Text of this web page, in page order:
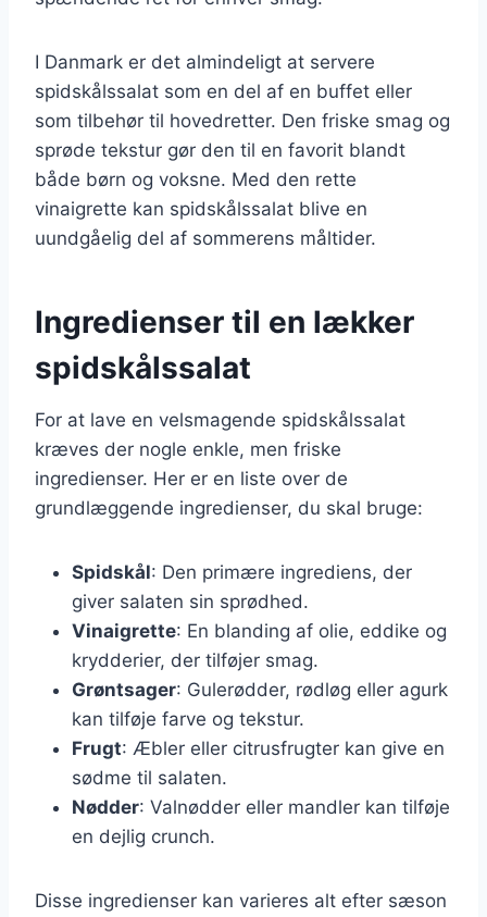
I Danmark er det almindeligt at servere
spidskålssalat som en del af en buffet eller
som tilbehør til hovedretter. Den friske smag og
sprøde tekstur gør den til en favorit blandt
både børn og voksne. Med den rette
vinaigrette kan spidskålssalat blive en
uundgåelig del af sommerens måltider.
Ingredienser til en lækker
spidskålssalat
For at lave en velsmagende spidskålssalat
kræves der nogle enkle, men friske
ingredienser. Her er en liste over de
grundlæggende ingredienser, du skal bruge:
Spidskål: Den primære ingrediens, der
giver salaten sin sprødhed.
Vinaigrette: En blanding af olie, eddike og
krydderier, der tilføjer smag.
Grøntsager: Gulerødder, rødløg eller agurk
kan tilføje farve og tekstur.
Frugt: Æbler eller citrusfrugter kan give en
sødme til salaten.
Nødder: Valnødder eller mandler kan tilføje
en dejlig crunch.
Disse ingredienser kan varieres alt efter sæson